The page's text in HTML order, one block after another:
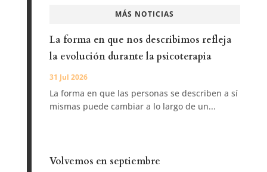
MÁS NOTICIAS
La forma en que nos describimos refleja
la evolución durante la psicoterapia
31 Jul 2026
La forma en que las personas se describen a sí
mismas puede cambiar a lo largo de un...
Volvemos en septiembre